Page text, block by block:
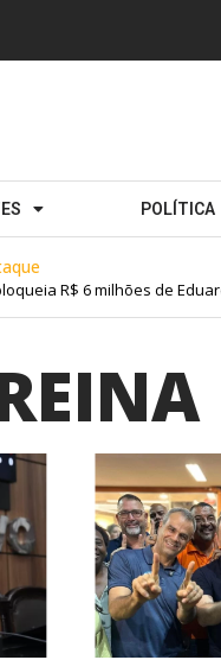
POLÍTICA
R$ 6 milhões de